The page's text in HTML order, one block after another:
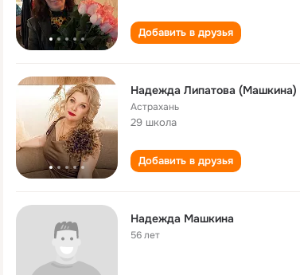
Добавить в друзья
Надежда Липатова (Машкина)
Астрахань
29 школа
Добавить в друзья
Надежда Машкина
56 лет